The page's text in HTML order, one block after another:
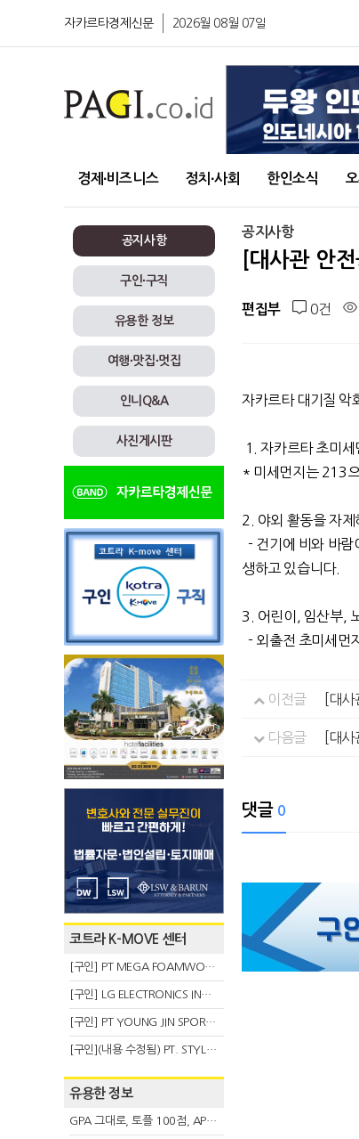
자카르타경제신문 2026월 08월 07일
경제∙비즈니스 정치∙사회 한인소식
공지사항
구인∙구직
유용한 정보
여행∙맛집∙멋집
인니Q&A
사진게시판
코트라 K-MOVE 센터
[구인] PT MEGA FOAMWORKS INDONESIA
[구인] LG ELECTRONICS INDONESIA
[구인] PT YOUNG JIN SPORT INDONESIA
[구인](내용 수정됨) PT. STYLE KOREAN INDONESIA (스타일 코리안 인도네시아)
유용한 정보
GPA 그대로, 토플 100점, AP 막막 — 원인은 하나입니다
공지사항
[대사관 안
편집부 0건
자카르타 대기질 악
1. 자카르타 초미
* 미세먼지는 213
2. 야외 활동을 자제
- 건기에 비와 바람
생하고 있습니다.
3. 어린이, 임산부,
- 외출전 초미세먼
이전글 [대
다음글 [대
댓글 0